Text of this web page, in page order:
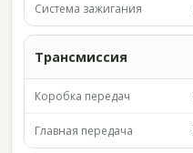
Система зажигания
Трансмиссия
Коробка передач
Главная передача